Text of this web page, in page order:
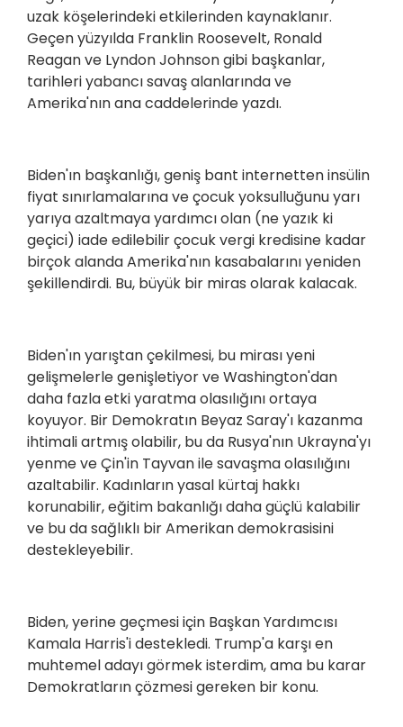
uzak köşelerindeki etkilerinden kaynaklanır.
Geçen yüzyılda Franklin Roosevelt, Ronald
Reagan ve Lyndon Johnson gibi başkanlar,
tarihleri yabancı savaş alanlarında ve
Amerika'nın ana caddelerinde yazdı.
Biden'ın başkanlığı, geniş bant internetten insülin
fiyat sınırlamalarına ve çocuk yoksulluğunu yarı
yarıya azaltmaya yardımcı olan (ne yazık ki
geçici) iade edilebilir çocuk vergi kredisine kadar
birçok alanda Amerika'nın kasabalarını yeniden
şekillendirdi. Bu, büyük bir miras olarak kalacak.
Biden'ın yarıştan çekilmesi, bu mirası yeni
gelişmelerle genişletiyor ve Washington'dan
daha fazla etki yaratma olasılığını ortaya
koyuyor. Bir Demokratın Beyaz Saray'ı kazanma
ihtimali artmış olabilir, bu da Rusya'nın Ukrayna'yı
yenme ve Çin'in Tayvan ile savaşma olasılığını
azaltabilir. Kadınların yasal kürtaj hakkı
korunabilir, eğitim bakanlığı daha güçlü kalabilir
ve bu da sağlıklı bir Amerikan demokrasisini
destekleyebilir.
Biden, yerine geçmesi için Başkan Yardımcısı
Kamala Harris'i destekledi. Trump'a karşı en
muhtemel adayı görmek isterdim, ama bu karar
Demokratların çözmesi gereken bir konu.